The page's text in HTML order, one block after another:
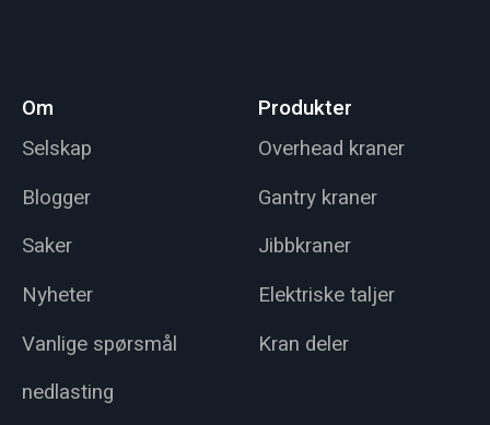
Om
Selskap
Blogger
Saker
Nyheter
Vanlige spørsmål
nedlasting
Produkter
Overhead kraner
Gantry kraner
Jibbkraner
Elektriske taljer
Kran deler